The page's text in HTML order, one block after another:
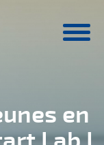
en